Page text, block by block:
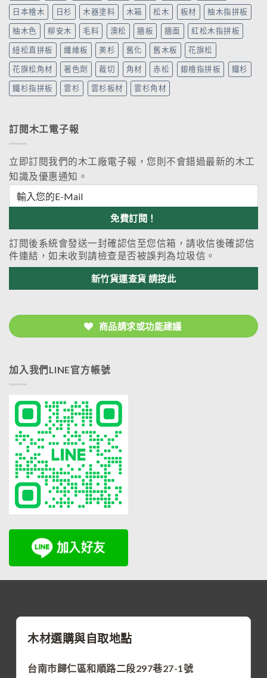
日本檜木 日杉 木器塗料 木箱 松木 板材 柚木指拼板
柚木色 柳安木 毛料 澳松 牆板 牆面 紅松木指拼板
紐松直拼板 纖維板 美杉 舊化 舊木板 花旗松
花旗松角材 著色劑 裁切 角材 赤松 銀檜指拼板 鐵杉
鐵杉指拼板 雲杉 雲杉板材 雲杉角材
訂閱木工電子報
立即訂閱我們的木工廠電子報，您則不會錯過最新的木工
知識及優惠通知。
訂閱後系統會發送一封確認信至您信箱，請收信後確認信
件連結，如未收到請檢查是否被誤判為垃圾信。
新竹貨運查貨 請按此
商品請求或功能建議
加入我們LINE官方帳號
木材選購與自取地點
台南市歸仁區和順路二段297巷27-1號